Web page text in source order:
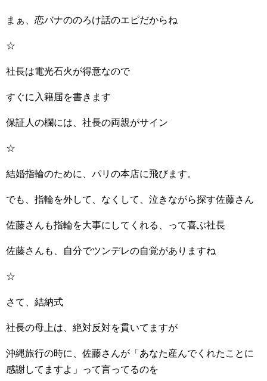
まぁ、恋バナののろけ話のエピだからね
☆
社長は電光石火が得意なので
すぐに入籍届を書きます
保証人の欄には、社長の両親がサイン
☆
結婚指輪のために、パリの本店に飛びます。
でも、指輪を外して、なくして、泣きながら探す佐藤さん
佐藤さんも指輪を大事にしてくれる、って喜ぶ社長
佐藤さんも、自分でツンデレの自覚がありますね
☆
さて、結納式
社長の母上は、絶対反対を貫いてますが
沖縄旅行の時に、佐藤さんが「あなた産んでくれたことに
感謝してますよ」って言ってるのを